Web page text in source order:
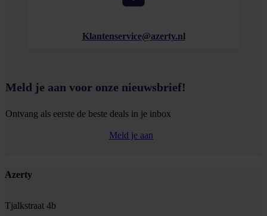
Klantenservice@azerty.nl
Meld je aan voor onze nieuwsbrief!
Ontvang als eerste de beste deals in je inbox
Meld je aan
Footer
Azerty
Tjalkstraat 4b